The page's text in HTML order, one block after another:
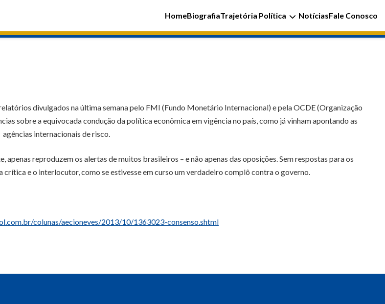
HomeBiografiaTrajetória Política NotíciasFale Conosco
divulgados na última semana pelo FMI (Fundo Monetário Internacional) e pela OCDE (Organização
sobre a equivocada condução da política econômica em vigência no país, como já vinham apontando as
agências internacionais de risco.
reproduzem os alertas de muitos brasileiros – e não apenas das oposições. Sem respostas para os
e o interlocutor, como se estivesse em curso um verdadeiro complô contra o governo.
colunas/aecioneves/2013/10/1363023-consenso.shtml